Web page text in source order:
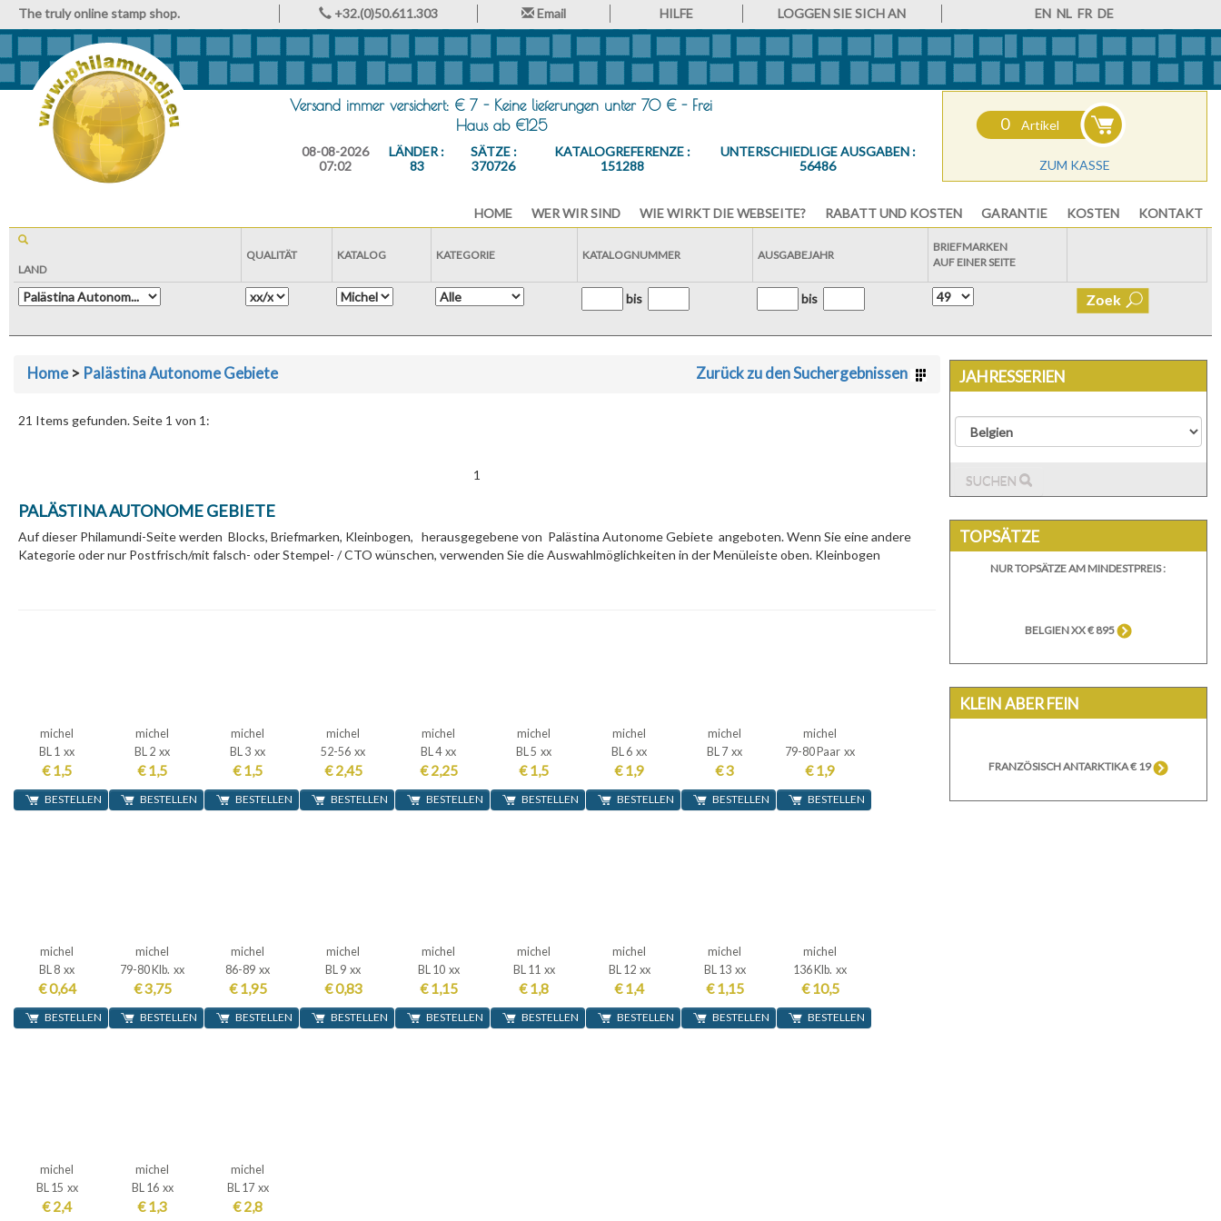
The truly online stamp shop. +32.(0)50.611.303 Email HILFE LOGGEN SIE SICH AN EN NL FR DE
Versand immer versichert: € 7 - Keine lieferungen unter 70 € - Frei
Haus ab €125
08-08-2026
07:02
LÄNDER :
83
SÄTZE :
370726
KATALOGREFERENZE :
151288
UNTERSCHIEDLIGE AUSGABEN :
56486
0 Artikel
ZUM KASSE
HOME WER WIR SIND WIE WIRKT DIE WEBSEITE? RABATT UND KOSTEN GARANTIE KOSTEN KONTAKT
LAND
QUALITÄT KATALOG KATEGORIE KATALOGNUMMER AUSGABEJAHR
BRIEFMARKEN
AUF EINER SEITE
bis bis
Home> Palästina Autonome Gebiete Zurück zu den Suchergebnissen
21 Items gefunden. Seite 1 von 1:
1
PALÄSTINA AUTONOME GEBIETE
Auf dieser Philamundi-Seite werden Blocks, Briefmarken, Kleinbogen, herausgegebene von Palästina Autonome Gebiete angeboten. Wenn Sie eine andere
Kategorie oder nur Postfrisch/mit falsch- oder Stempel- / CTO wünschen, verwenden Sie die Auswahlmöglichkeiten in der Menüleiste oben. Kleinbogen
michel
BL 1 xx
€ 1,5
BESTELLEN
michel
BL 2 xx
€ 1,5
BESTELLEN
michel
BL 3 xx
€ 1,5
BESTELLEN
michel
52-56 xx
€ 2,45
BESTELLEN
michel
BL 4 xx
€ 2,25
BESTELLEN
michel
BL 5 xx
€ 1,5
BESTELLEN
michel
BL 6 xx
€ 1,9
BESTELLEN
michel
BL 7 xx
€ 3
BESTELLEN
michel
79-80 Paar xx
€ 1,9
BESTELLEN
michel
BL 8 xx
€ 0,64
BESTELLEN
michel
79-80 Klb. xx
€ 3,75
BESTELLEN
michel
86-89 xx
€ 1,95
BESTELLEN
michel
BL 9 xx
€ 0,83
BESTELLEN
michel
BL 10 xx
€ 1,15
BESTELLEN
michel
BL 11 xx
€ 1,8
BESTELLEN
michel
BL 12 xx
€ 1,4
BESTELLEN
michel
BL 13 xx
€ 1,15
BESTELLEN
michel
136 Klb. xx
€ 10,5
BESTELLEN
michel
BL 15 xx
€ 2,4
michel
BL 16 xx
€ 1,3
michel
BL 17 xx
€ 2,8
JAHRESSERIEN
SUCHEN
TOPSÄTZE
NUR TOPSÄTZE AM MINDESTPREIS :
BELGIEN XX € 895
KLEIN ABER FEIN
FRANZÖSISCH ANTARKTIKA € 19